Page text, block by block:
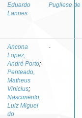
Eduardo
Lannes
Pugliese de
Ancona
Lopez,
André Porto;
Penteado,
Matheus
Vinicius;
Nascimento,
Luiz Miguel
do
-